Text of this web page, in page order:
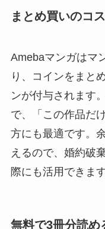
まとめ買いのコ
Amebaマンガはマ
り、コインをまと
ンが付与されます
で、「この作品だ
方にも最適です。
えるので、婚約破
際にも活用できます
無料で3冊分読め